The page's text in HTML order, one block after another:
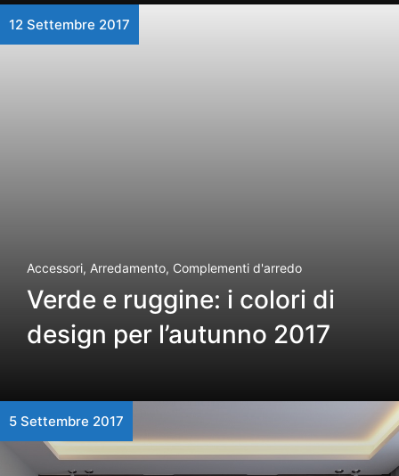
12 Settembre 2017
Accessori, Arredamento, Complementi d'arredo
Verde e ruggine: i colori di
design per l’autunno 2017
5 Settembre 2017